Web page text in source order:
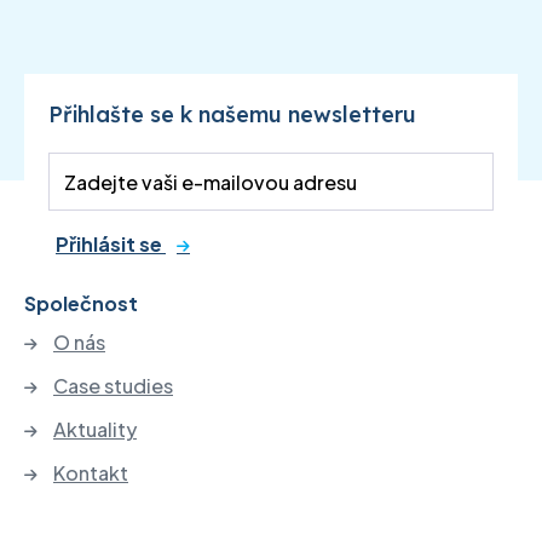
Přihlašte se k našemu newsletteru
Přihlásit se
Společnost
O nás
Case studies
Aktuality
Kontakt